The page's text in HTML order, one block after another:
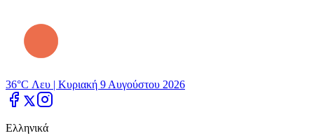
36°C Λευ | Κυριακή 9 Αυγούστου 2026
Ελληνικά